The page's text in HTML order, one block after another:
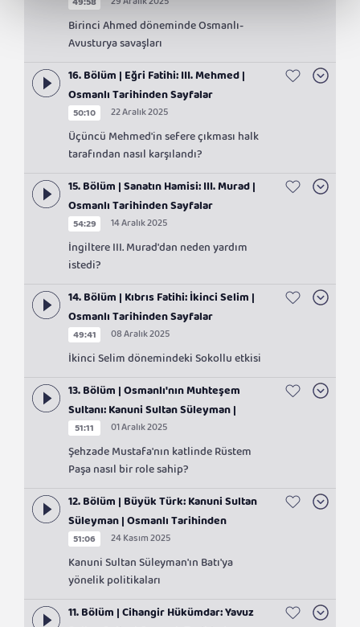
Birinci Ahmed döneminde Osmanlı-
Avusturya savaşları
16. Bölüm | Eğri Fatihi: III. Mehmed |
Osmanlı Tarihinden Sayfalar
50:10 22 Aralık 2025
Üçüncü Mehmed'in sefere çıkması halk
tarafından nasıl karşılandı?
15. Bölüm | Sanatın Hamisi: III. Murad |
Osmanlı Tarihinden Sayfalar
54:29 14 Aralık 2025
İngiltere III. Murad'dan neden yardım
istedi?
14. Bölüm | Kıbrıs Fatihi: İkinci Selim |
Osmanlı Tarihinden Sayfalar
49:41 08 Aralık 2025
İkinci Selim dönemindeki Sokollu etkisi
13. Bölüm | Osmanlı'nın Muhteşem
Sultanı: Kanuni Sultan Süleyman |
Osmanlı Tarihinden Sayfalar
51:11 01 Aralık 2025
Şehzade Mustafa'nın katlinde Rüstem
Paşa nasıl bir role sahip?
12. Bölüm | Büyük Türk: Kanuni Sultan
Süleyman | Osmanlı Tarihinden
Sayfalar
51:06 24 Kasım 2025
Kanuni Sultan Süleyman'ın Batı'ya
yönelik politikaları
11. Bölüm | Cihangir Hükümdar: Yavuz